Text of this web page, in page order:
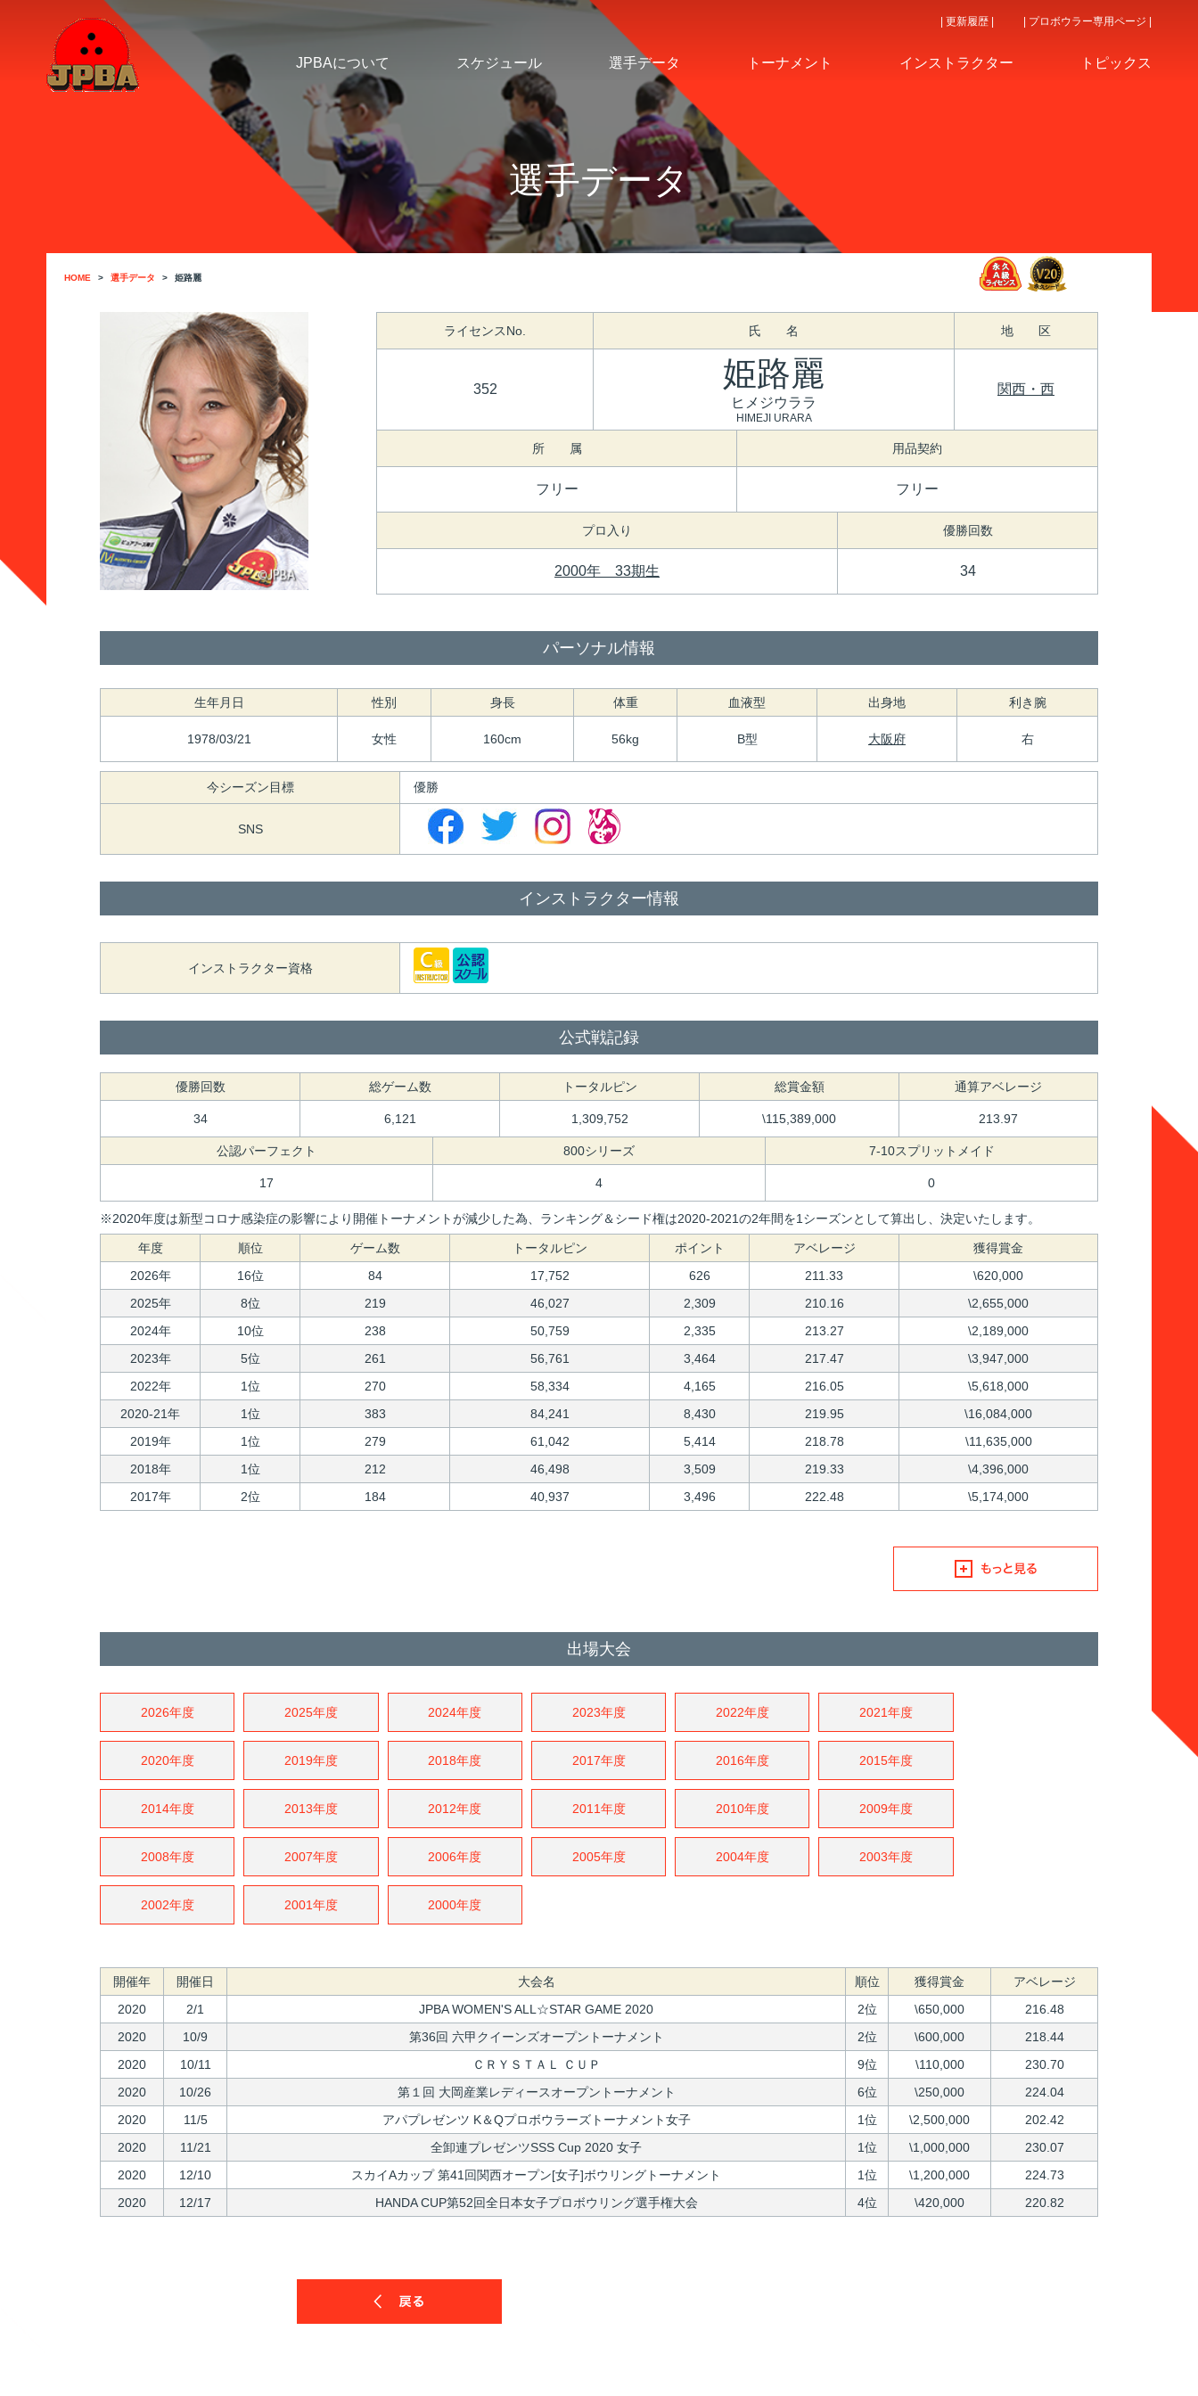
JPBAについて スケジュール 選手データ トーナメント インストラクター トピックス
| 更新履歴 | | プロボウラー専用ページ |
選手データ
HOME 選手データ 姫路麗
ライセンスNo. 氏 名 地 区
352 姫路麗
ヒメジウララ
HIMEJI URARA
関西・西
所 属 用品契約
フリー フリー
プロ入り 優勝回数
2000年 33期生 34
パーソナル情報
生年月日 性別 身長 体重 血液型 出身地 利き腕
1978/03/21 女性 160cm 56kg B型 大阪府 右
今シーズン目標 優勝
SNS
インストラクター情報
インストラクター資格
公式戦記録
優勝回数 総ゲーム数 トータルピン 総賞金額 通算アベレージ
34 6,121 1,309,752 \115,389,000 213.97
公認パーフェクト 800シリーズ 7-10スプリットメイド
17 4 0
※2020年度は新型コロナ感染症の影響により開催トーナメントが減少した為、ランキング＆シード権は2020-2021の2年間を1シーズンとして算出し、決定いたします。
年度 順位 ゲーム数 トータルピン ポイント アベレージ
獲得賞金
2026年
16位 84 17,752 626 211.33
\620,000
2025年
8位 219 46,027 2,309 210.16
\2,655,000
2024年
10位 238 50,759 2,335 213.27
\2,189,000
2023年
5位 261 56,761 3,464 217.47
\3,947,000
2022年
1位 270 58,334 4,165 216.05
\5,618,000
2020-21年
1位 383 84,241 8,430 219.95
\16,084,000
2019年
1位 279 61,042 5,414 218.78
\11,635,000
2018年
1位 212 46,498 3,509 219.33
\4,396,000
2017年
2位 184 40,937 3,496 222.48 \5,174,000
出場大会
2026年度 2025年度 2024年度 2023年度 2022年度 2021年度
2020年度 2019年度 2018年度 2017年度 2016年度 2015年度
2014年度 2013年度 2012年度 2011年度 2010年度 2009年度
2008年度 2007年度 2006年度 2005年度 2004年度 2003年度
2002年度 2001年度 2000年度
開催年 開催日 大会名 順位 獲得賞金
アベレージ
2020
2/1 JPBA WOMEN'S ALL☆STAR GAME 2020 2位 \650,000
216.48
2020
10/9 第36回 六甲クイーンズオープントーナメント 2位 \600,000
218.44
2020
10/11 ＣＲＹＳＴＡＬ ＣＵＰ 9位 \110,000
230.70
2020
10/26 第１回 大岡産業レディースオープントーナメント 6位 \250,000
224.04
2020
11/5 アパプレゼンツ K＆Qプロボウラーズトーナメント女子 1位 \2,500,000
202.42
2020
11/21 全卸連プレゼンツSSS Cup 2020 女子 1位 \1,000,000
230.07
2020
12/10 スカイAカップ 第41回関西オープン[女子]ボウリングトーナメント 1位 \1,200,000
224.73
2020
12/17 HANDA CUP第52回全日本女子プロボウリング選手権大会 4位 \420,000 220.82